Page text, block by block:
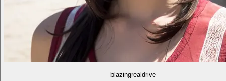
blazingrealdrive